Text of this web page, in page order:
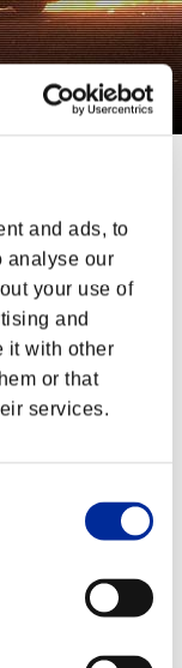
and ads, to
analyse our
your use of
and
it with other
or that
services.
(JST)